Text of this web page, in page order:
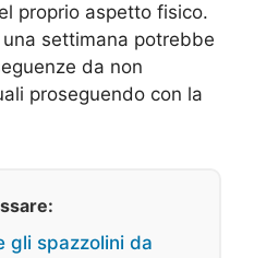
proprio aspetto fisico.
settimana potrebbe
da non
proseguendo con la
gli spazzolini da